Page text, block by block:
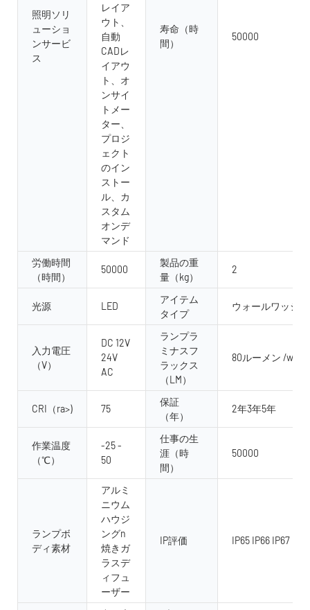
照明ソリ
ューショ
ンサービ
ス
レイア
ウト、
自動
CADレ
イアウ
ト、オ
ンサイ
トメー
ター、
プロジ
ェクト
のイン
ストー
ル、カ
スタム
オンデ
マンド
寿命（時
間）
50000
労働時間
（時間）
50000
製品の重
量（kg）
2
光源 LED
アイテム
タイプ
ウォールワッシ
入力電圧
（V）
DC 12V
24V
AC
ランプラ
ミナスフ
ラックス
（LM）
80ルーメン /w
CRI（ra>) 75
保証
（年）
2年3年5年
作業温度
（℃）
-25 -
50
仕事の生
涯（時
間）
50000
ランプボ
ディ素材
アルミ
ニウム
ハウジ
ングn
焼きガ
ラスデ
ィフュ
ーザー
IP評価 IP65 IP66 IP67 IP68